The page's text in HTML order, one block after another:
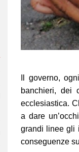
Il governo,
banchieri, dei
ecclesiastica.
a dare
grandi linee gli
conseguenze